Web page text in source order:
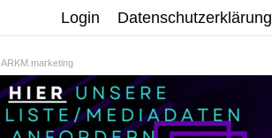
Login Datenschutzerklärung
ARKM.marketing